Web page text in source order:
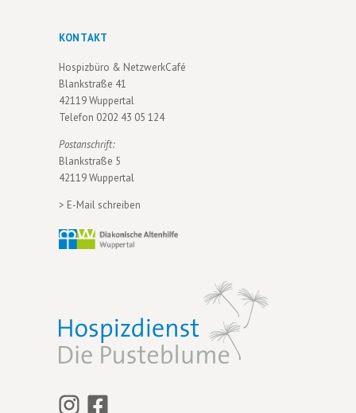
KONTAKT
Hospizbüro & NetzwerkCafé
Blankstraße 41
42119 Wuppertal
Telefon 0202 43 05 124
Postanschrift:
Blankstraße 5
42119 Wuppertal
> E-Mail schreiben